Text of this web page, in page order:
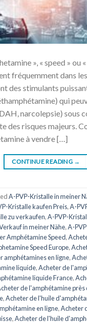
», « speed » ou
fréquemment dans
des stimulants
qui
narcolepsie) sous
des risques majeurs.
à vendre […]
CONTINUE READING →
A-PVP-Kristalle in meiner
Kristalle kaufen Preis,A-
zu verkaufen,A-PVP-
in meiner Nähe,A-
Amphétamine Speed,
Speed ​​​​Europe,
amphétamines en ligne,
liquide,Acheter de
liquide France,
de l'amphétamine près
,Acheter de l'huile
en ligne,Acheter
,Acheter de l'huile